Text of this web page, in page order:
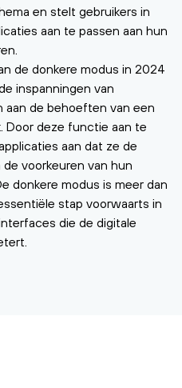
en stelt gebruikers in
aan te passen aan hun
de donkere modus in 2024
inspanningen van
aan de behoeften van een
Door deze functie aan te
aan dat ze de
voorkeuren van hun
donkere modus is meer dan
stap voorwaarts in
die de digitale